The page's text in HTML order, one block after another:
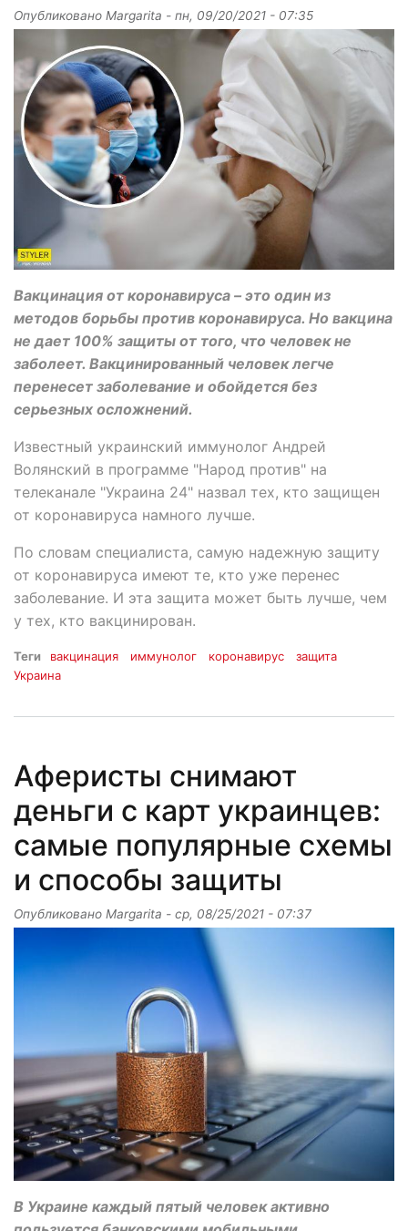
Опубликовано Margarita - пн, 09/20/2021 - 07:35
Вакцинация от коронавируса – это один из
методов борьбы против коронавируса. Но вакцина
не дает 100% защиты от того, что человек не
заболеет. Вакцинированный человек легче
перенесет заболевание и обойдется без
серьезных осложнений.
Известный украинский иммунолог Андрей
Волянский в программе "Народ против" на
телеканале "Украина 24" назвал тех, кто защищен
от коронавируса намного лучше.
По словам специалиста, самую надежную защиту
от коронавируса имеют те, кто уже перенес
заболевание. И эта защита может быть лучше, чем
у тех, кто вакцинирован.
Теги вакцинация иммунолог коронавирус
защита
Украина
Аферисты снимают
деньги с карт украинцев:
самые популярные схемы
и способы защиты
Опубликовано Margarita - ср, 08/25/2021 - 07:37
В Украине каждый пятый человек активно